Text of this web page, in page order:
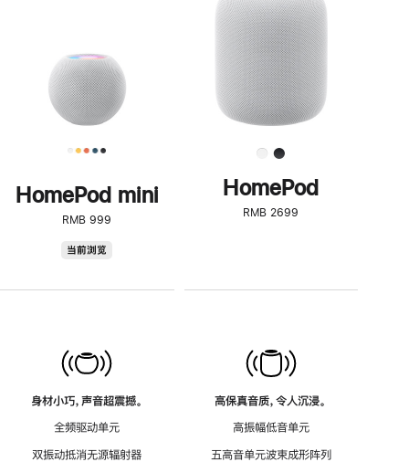
HomePod mini
RMB 999
当前浏览
身材小巧，声音超震撼。
全频驱动单元
双振动抵消无源辐射器
了
解
HomePod<
HomePod
RMB 2699
高保真音质，令人沉浸。
高振幅低音单元
五高音单元波束成形阵列